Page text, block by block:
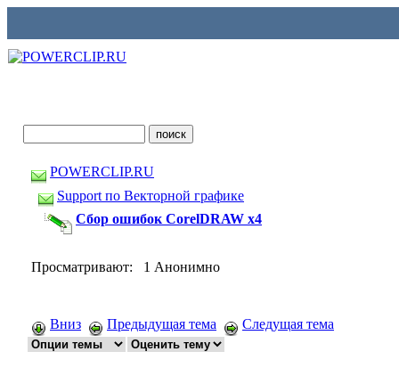
POWERCLIP.RU
Support по Векторной графике
Сбор ошибок CorelDRAW x4
Просматривают: 1 Анонимно
Вниз Предыдущая тема Следущая тема